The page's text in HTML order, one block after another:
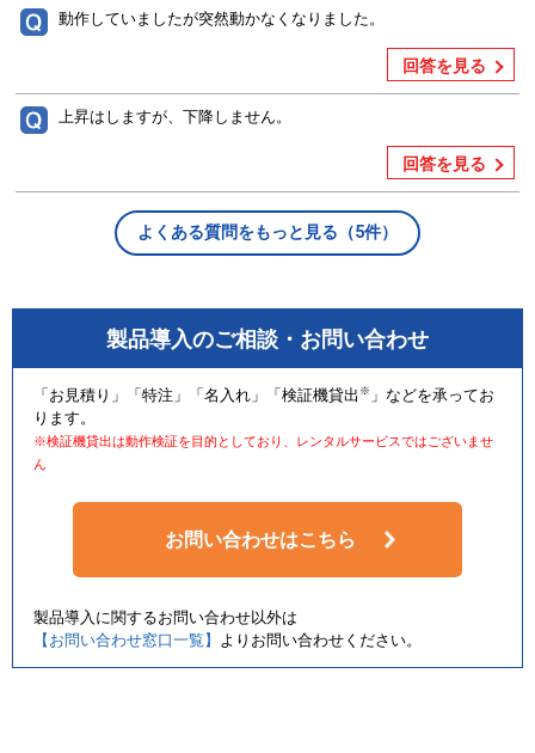
動作していましたが突然動かなくなりました。
回答を見る
上昇はしますが、下降しません。
回答を見る
よくある質問をもっと見る（5件）
製品導入のご相談・お問い合わせ
「お見積り」「特注」「名入れ」「検証機貸出 ※ 」などを承ってお
ります。
※検証機貸出は動作検証を目的としており、レンタルサービスではございませ
ん
お問い合わせはこちら
製品導入に関するお問い合わせ以外は
【お問い合わせ窓口一覧】
よりお問い合わせください。